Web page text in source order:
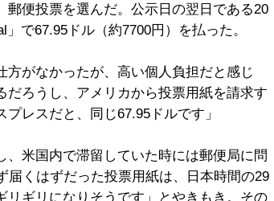
便投票を選んだ。公示日の翌日である20
で67.95ドル（約7700円）を払った。
がなかったが、高い個人負担だと感じ
ろうし、アメリカから投票用紙を請求す
レスだと、同じ67.95ドルです」
米国内で滞留していた時には郵便局に問
届くはずだった投票用紙は、日本時間の29
リギリになりそうです」とやきもき。その